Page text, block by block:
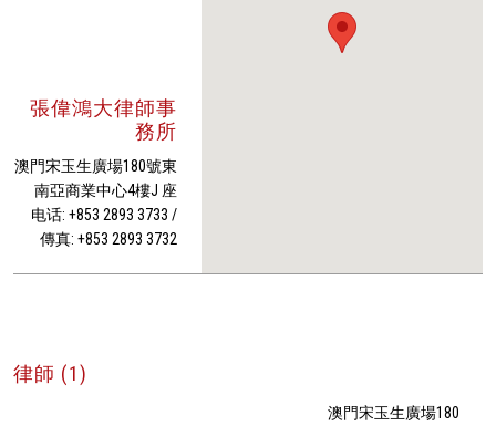
張偉鴻大律師事
務所
澳門宋玉生廣場180號東
南亞商業中心4樓J 座
电话: +853 2893 3733 /
傳真: +853 2893 3732
律師 (1)
澳門宋玉生廣場180